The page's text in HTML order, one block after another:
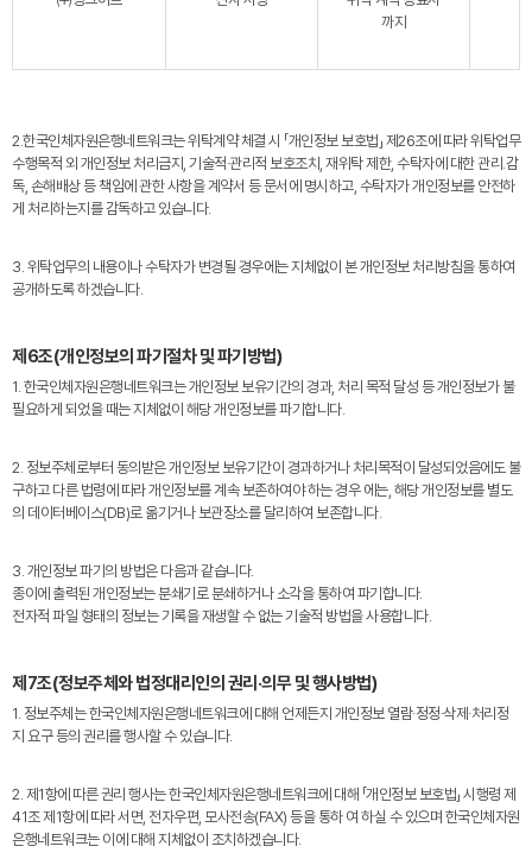
까지
2.한국인체자원은행네트워크는 위탁계약 체결 시 「개인정보 보호법」 제26조에 따라 위탁업무
수행목적 외 개인정보 처리금지, 기술적·관리적 보호조치, 재위탁 제한, 수탁자에 대한 관리․감
독, 손해배상 등 책임에 관한 사항을 계약서 등 문서에 명시하고, 수탁자가 개인정보를 안전하
게 처리하는지를 감독하고 있습니다.
3. 위탁업무의 내용이나 수탁자가 변경될 경우에는 지체없이 본 개인정보 처리방침을 통하여
공개하도록 하겠습니다.
제6조(개인정보의 파기절차 및 파기방법)
1. 한국인체자원은행네트워크는 개인정보 보유기간의 경과, 처리 목적 달성 등 개인정보가 불
필요하게 되었을 때는 지체없이 해당 개인정보를 파기합니다.
2. 정보주체로부터 동의받은 개인정보 보유기간이 경과하거나 처리목적이 달성되었음에도 불
구하고 다른 법령에 따라 개인정보를 계속 보존하여야 하는 경우 에는, 해당 개인정보를 별도
의 데이터베이스(DB)로 옮기거나 보관장소를 달리하여 보존합니다.
3. 개인정보 파기의 방법은 다음과 같습니다.
종이에 출력된 개인정보는 분쇄기로 분쇄하거나 소각을 통하여 파기합니다.
전자적 파일 형태의 정보는 기록을 재생할 수 없는 기술적 방법을 사용합니다.
제7조(정보주체와 법정대리인의 권리·의무 및 행사방법)
1. 정보주체는 한국인체자원은행네트워크에 대해 언제든지 개인정보 열람·정정·삭제·처리정
지 요구 등의 권리를 행사할 수 있습니다.
2. 제1항에 따른 권리 행사는 한국인체자원은행네트워크에 대해 「개인정보 보호법」 시행령 제
41조 제1항에 따라 서면, 전자우편, 모사전송(FAX) 등을 통하 여 하실 수 있으며 한국인체자원
은행네트워크는 이에 대해 지체없이 조치하겠습니다.